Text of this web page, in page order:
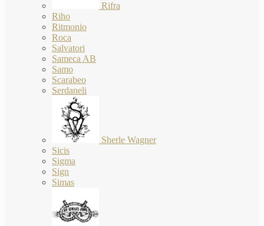
Rifra
Riho
Ritmonio
Roca
Salvatori
Sameca AB
Samo
Scarabeo
Serdaneli
Sherle Wagner
Sicis
Sigma
Sign
Simas